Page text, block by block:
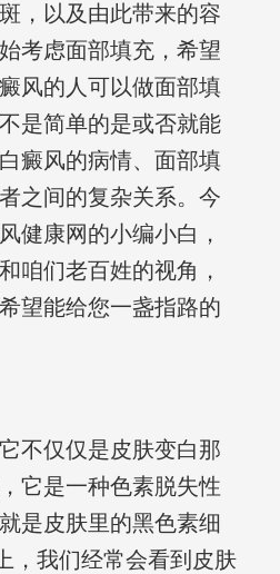
，以及由此带来的容
考虑面部填充，希望
风的人可以做面部填
是简单的是或否就能
癜风的病情、面部填
之间的复杂关系。今
健康网的小编小白，
咱们老百姓的视角，
望能给您一盏指路的
不仅仅是皮肤变白那
它是一种色素脱失性
是皮肤里的黑色素细
，我们经常会看到皮肤